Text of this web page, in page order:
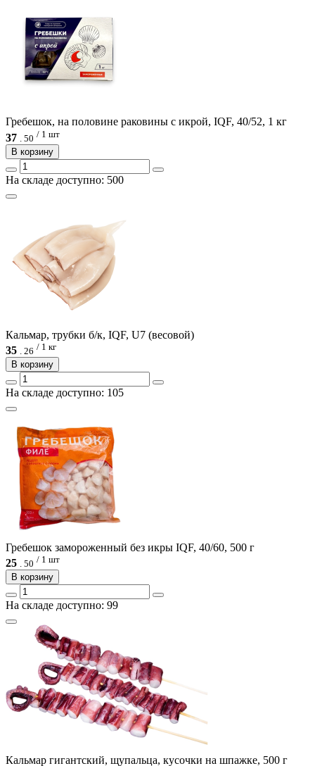
Гребешок, на половине раковины с икрой, IQF, 40/52, 1 кг
37
50 / 1 шт
В корзину
На складе доступно: 500
Кальмар, трубки б/к, IQF, U7 (весовой)
35 . 26 / 1 кг
В корзину
На складе доступно: 105
Гребешок замороженный без икры IQF, 40/60, 500 г
25 . 50 / 1 шт
В корзину
На складе доступно: 99
Кальмар гигантский, щупальца, кусочки на шпажке, 500 г